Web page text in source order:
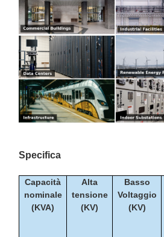
Specifica
Capacità
nominale
(KVA)
Alta
tensione
(KV)
Basso
Voltaggio
(KV)